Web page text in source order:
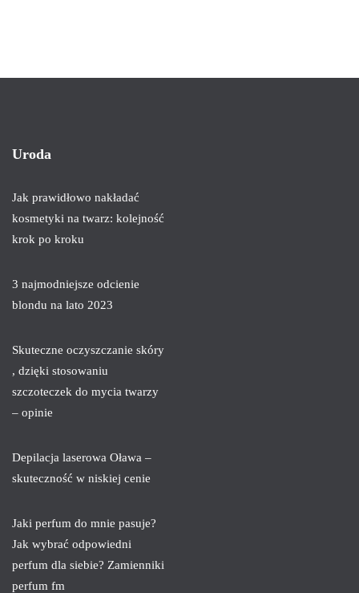
Uroda
Jak prawidłowo nakładać
kosmetyki na twarz: kolejność
krok po kroku
3 najmodniejsze odcienie
blondu na lato 2023
Skuteczne oczyszczanie skóry
, dzięki stosowaniu
szczoteczek do mycia twarzy
– opinie
Depilacja laserowa Oława –
skuteczność w niskiej cenie
Jaki perfum do mnie pasuje?
Jak wybrać odpowiedni
perfum dla siebie? Zamienniki
perfum fm